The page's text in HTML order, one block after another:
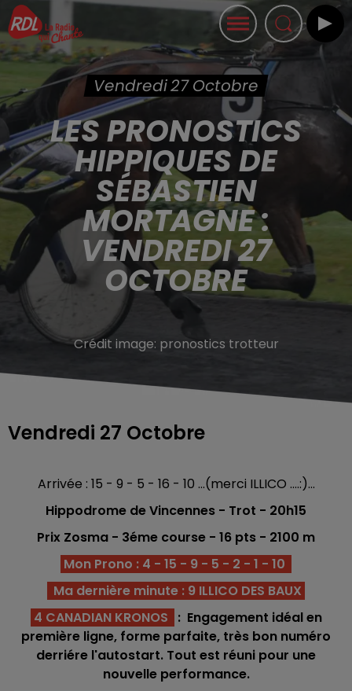
Vendredi 27 Octobre
LES PRONOSTICS
HIPPIQUES DE
SÉBASTIEN
MORTAGNE :
VENDREDI 27
OCTOBRE
Crédit image: pronostics trotteur
Vendredi 27 Octobre
Arrivée : 15 - 9 - 5 - 16 - 10 ...(merci ILLICO ....:)...
Hippodrome de Vincennes - Trot - 20h15
Prix Zosma - 3éme course - 16 pts - 2100 m
Mon Prono : 4 - 15 - 9 - 5 - 2 - 1 - 10
Ma dernière minute : 9 ILLICO DES BAUX
4 CANADIAN KRONOS
:Engagement idéal en
première ligne, forme parfaite, très bon numéro
derriére l'autostart. Tout est réuni pour une
nouvelle performance.